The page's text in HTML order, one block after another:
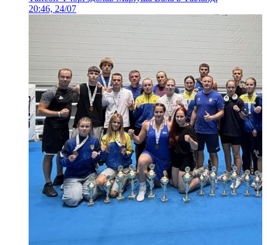
20:46, 24/07